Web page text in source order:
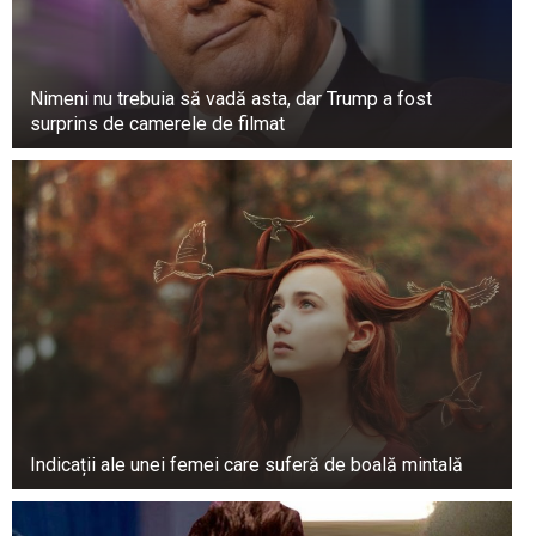
Narcisa Suciu nu regretă că a început o relație
cu Daniel, care era căsătorit atunci cu Amalia,
pentru că nu ar fi existat Daria, fiica lor.
“Amândoi, că adulți, ne-am dat seama că eram
Nimeni nu trebuia să vadă asta, dar Trump a fost
surprins de camerele de filmat
Indicații ale unei femei care suferă de boală mintală